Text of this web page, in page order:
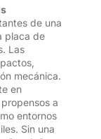
de una
placa de
Las
mecánica.
en
a
entornos
Sin una